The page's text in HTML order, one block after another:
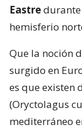
Eastredurante
hemisferio
Que la noción
surgido en
es que existen
(Oryctolagus
mediterráneo